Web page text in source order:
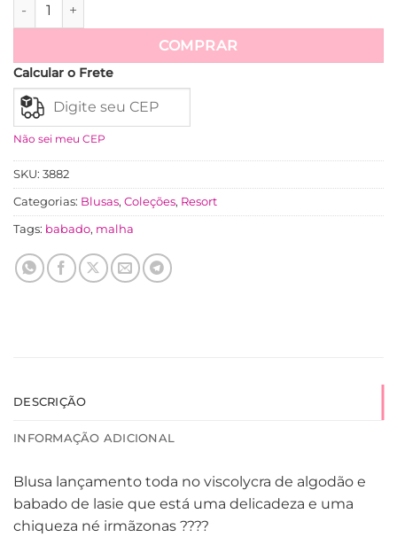
Ver mais
COMPRAR
Calcular o Frete
Não sei meu CEP
SKU: 3882
Categorias: Blusas, Coleções, Resort
Tags: babado, malha
DESCRIÇÃO
INFORMAÇÃO ADICIONAL
Blusa lançamento toda no viscolycra de algodão e
babado de lasie que está uma delicadeza e uma
chiqueza né irmãzonas ????